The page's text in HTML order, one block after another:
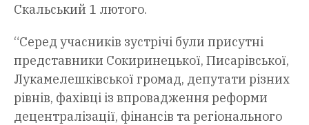
Скальський 1 лютого.
“Серед учасників зустрічі були присутні
представники Сокиринецької, Писарівської,
Лукамелешківської громад, депутати різних
рівнів, фахівці із впровадження реформи
децентралізації, фінансів та регіонального